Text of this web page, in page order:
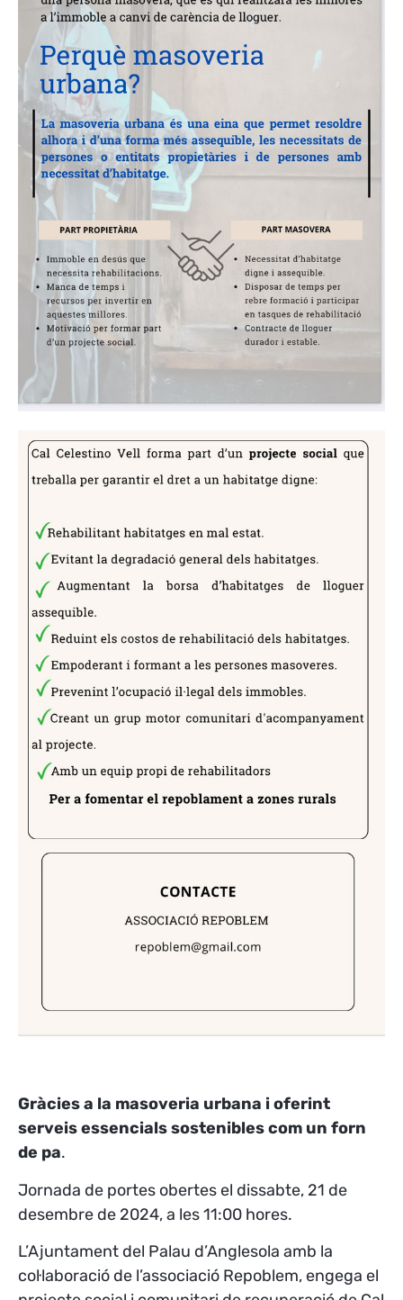
Gràcies a la masoveria urbana i oferint
serveis essencials sostenibles com un forn
de pa.
Jornada de portes obertes el dissabte, 21 de
desembre de 2024, a les 11:00 hores.
L’Ajuntament del Palau d’Anglesola amb la
col·laboració de l’associació Repoblem, engega el